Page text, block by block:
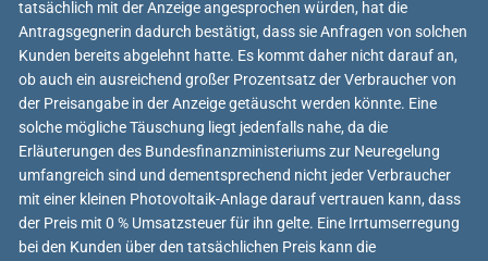
tatsächlich mit der Anzeige angesprochen würden, hat die
Antragsgegnerin dadurch bestätigt, dass sie Anfragen von solchen
Kunden bereits abgelehnt hatte. Es kommt daher nicht darauf an,
ob auch ein ausreichend großer Prozentsatz der Verbraucher von
der Preisangabe in der Anzeige getäuscht werden könnte. Eine
solche mögliche Täuschung liegt jedenfalls nahe, da die
Erläuterungen des Bundesfinanzministeriums zur Neuregelung
umfangreich sind und dementsprechend nicht jeder Verbraucher
mit einer kleinen Photovoltaik-Anlage darauf vertrauen kann, dass
der Preis mit 0 % Umsatzsteuer für ihn gelte. Eine Irrtumserregung
bei den Kunden über den tatsächlichen Preis kann die